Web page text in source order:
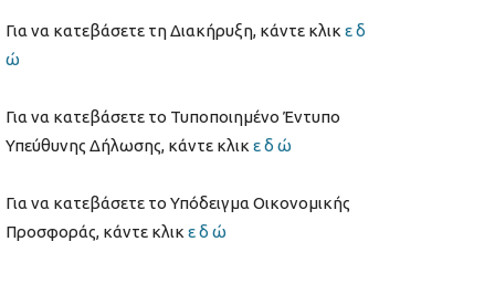
Για να κατεβάσετε τη Διακήρυξη, κάντε κλικ ε δ
ώ
Για να κατεβάσετε το Τυποποιημένο Έντυπο
Υπεύθυνης Δήλωσης, κάντε κλικ ε δ ώ
Για να κατεβάσετε το Υπόδειγμα Οικονομικής
Προσφοράς, κάντε κλικ ε δ ώ